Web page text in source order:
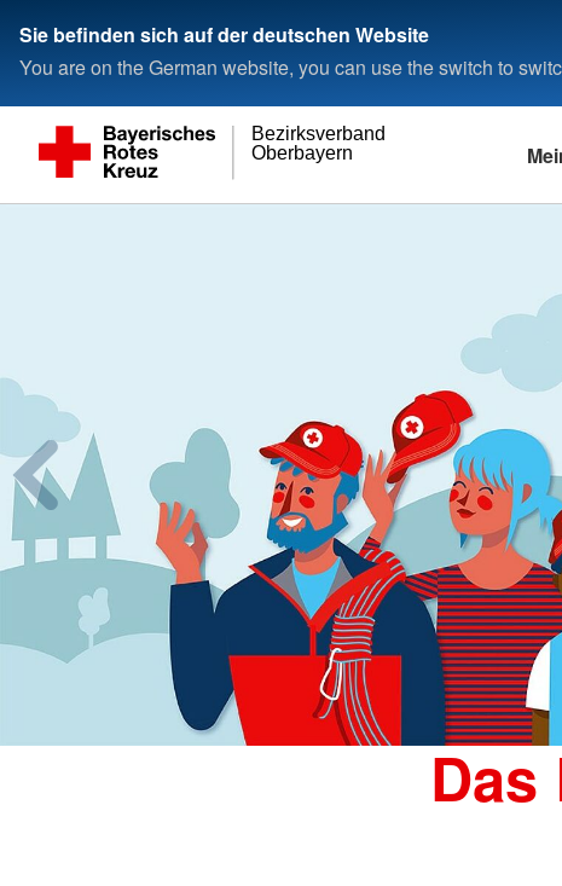
Sie befinden sich auf der deutschen Website
You are on the German website, you can use the switch to
Oberbayern
Bezirksverband